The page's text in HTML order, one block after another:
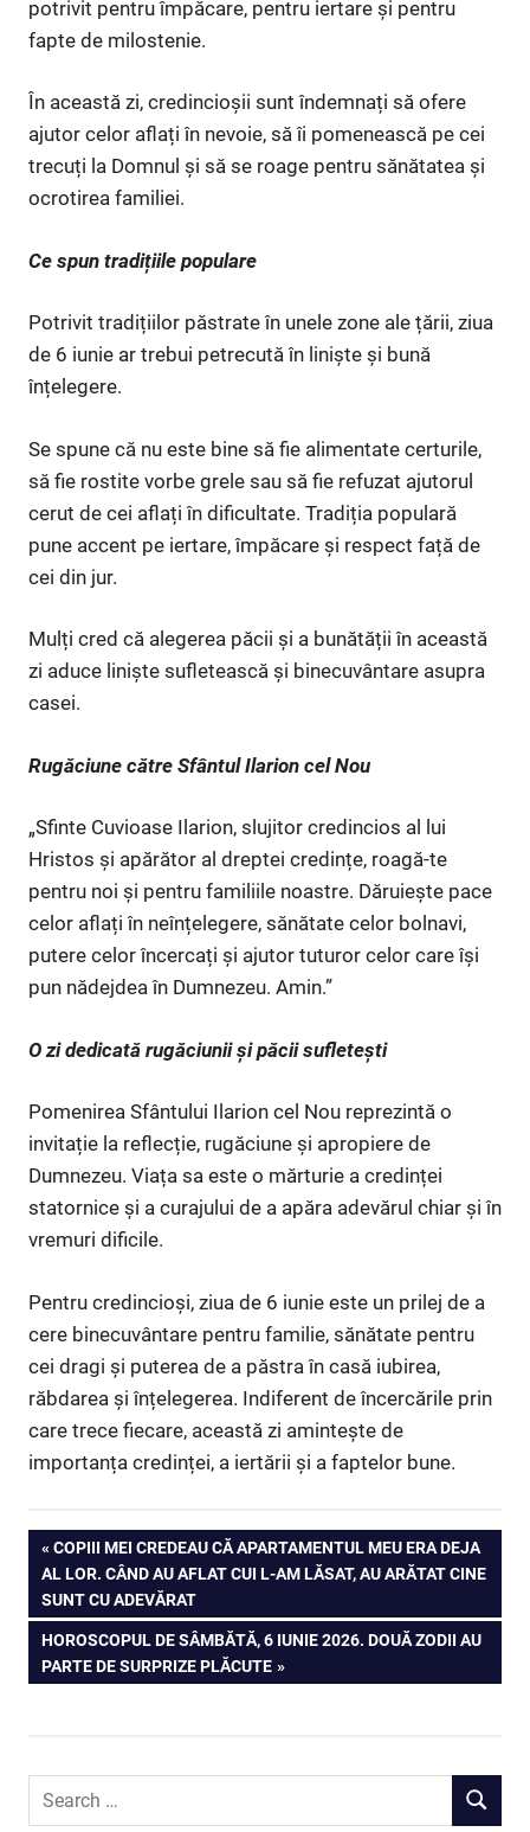
potrivit pentru împăcare, pentru iertare și pentru
fapte de milostenie.
În această zi, credincioșii sunt îndemnați să ofere
ajutor celor aflați în nevoie, să îi pomenească pe cei
trecuți la Domnul și să se roage pentru sănătatea și
ocrotirea familiei.
Ce spun tradițiile populare
Potrivit tradițiilor păstrate în unele zone ale țării, ziua
de 6 iunie ar trebui petrecută în liniște și bună
înțelegere.
Se spune că nu este bine să fie alimentate certurile,
să fie rostite vorbe grele sau să fie refuzat ajutorul
cerut de cei aflați în dificultate. Tradiția populară
pune accent pe iertare, împăcare și respect față de
cei din jur.
Mulți cred că alegerea păcii și a bunătății în această
zi aduce liniște sufletească și binecuvântare asupra
casei.
Rugăciune către Sfântul Ilarion cel Nou
„Sfinte Cuvioase Ilarion, slujitor credincios al lui
Hristos și apărător al dreptei credințe, roagă-te
pentru noi și pentru familiile noastre. Dăruiește pace
celor aflați în neînțelegere, sănătate celor bolnavi,
putere celor încercați și ajutor tuturor celor care își
pun nădejdea în Dumnezeu. Amin.”
O zi dedicată rugăciunii și păcii sufletești
Pomenirea Sfântului Ilarion cel Nou reprezintă o
invitație la reflecție, rugăciune și apropiere de
Dumnezeu. Viața sa este o mărturie a credinței
statornice și a curajului de a apăra adevărul chiar și în
vremuri dificile.
Pentru credincioși, ziua de 6 iunie este un prilej de a
cere binecuvântare pentru familie, sănătate pentru
cei dragi și puterea de a păstra în casă iubirea,
răbdarea și înțelegerea. Indiferent de încercările prin
care trece fiecare, această zi amintește de
importanța credinței, a iertării și a faptelor bune.
Post
navigation
PREVIOUS
POST:
COPIII MEI CREDEAU CĂ APARTAMENTUL MEU ERA DEJA
AL LOR. CÂND AU AFLAT CUI L-AM LĂSAT, AU ARĂTAT CINE
SUNT CU ADEVĂRAT
NEXT
POST:
HOROSCOPUL DE SÂMBĂTĂ, 6 IUNIE 2026. DOUĂ ZODII AU
PARTE DE SURPRIZE PLĂCUTE